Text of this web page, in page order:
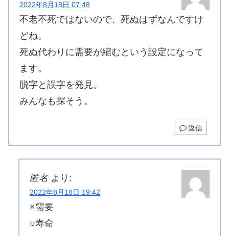
2022年8月18日 07:48
不老不死ではないので、死ぬはずなんですけ
どね。
死ぬ代わりに需要が縮むという設定になって
ます。
脱字と誤字を発見。
みんなも探そう。
返信
匿名 より:
2022年8月18日 19:42
×需要
○寿命